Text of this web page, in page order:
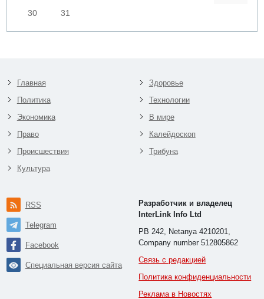
30
31
Главная
Политика
Экономика
Право
Происшествия
Культура
Здоровье
Технологии
В мире
Калейдоскоп
Трибуна
RSS
Telegram
Facebook
Специальная версия сайта
Разработчик и владелец
InterLink Info Ltd
PB 242, Netanya 4210201,
Company number 512805862
Связь с редакцией
Политика конфиденциальности
Реклама в Новостях